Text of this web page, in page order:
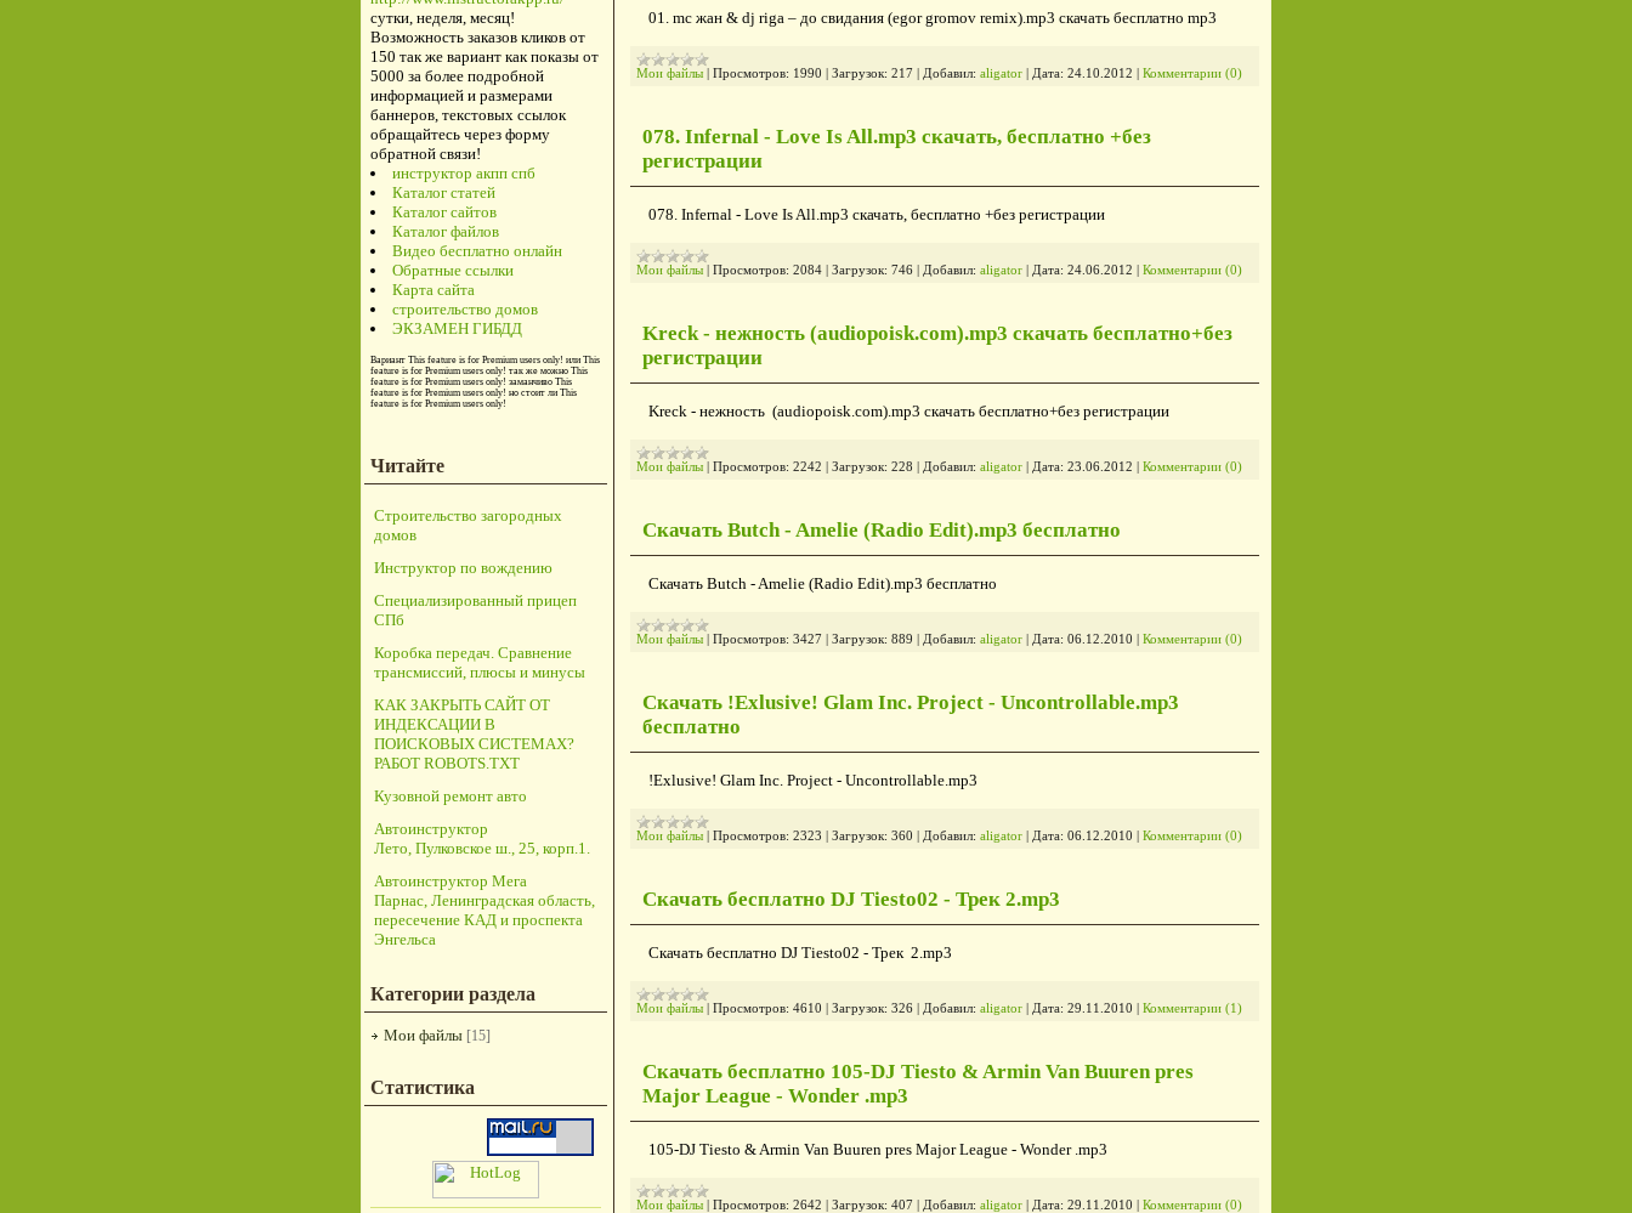
сутки, неделя, месяц!
Возможность заказов кликов от
150 так же вариант как показы от
5000 за более подробной
информацией и размерами
баннеров, текстовых ссылок
обращайтесь через форму
обратной связи!
инструктор акпп спб
Каталог статей
Каталог сайтов
Каталог файлов
Видео бесплатно онлайн
Обратные ссылки
Карта сайта
строительство домов
ЭКЗАМЕН ГИБДД
Вариант This feature is for Premium users only! или This
feature is for Premium users only! так же можно This
feature is for Premium users only! заманчиво This
feature is for Premium users only! но стоит ли This
feature is for Premium users only!
Читайте
Строительство загородных
домов
Инструктор по вождению
Специализированный прицеп
СПб
Коробка передач. Сравнение
трансмиссий, плюсы и минусы
КАК ЗАКРЫТЬ САЙТ ОТ
ИНДЕКСАЦИИ В
ПОИСКОВЫХ СИСТЕМАХ?
РАБОТ ROBOTS.TXT
Кузовной ремонт авто
Автоинструктор
Лето, Пулковское ш., 25, корп.1.
Автоинструктор Мега
Парнас, Ленинградская область,
пересечение КАД и проспекта
Энгельса
Категории раздела
Мои файлы [15]
Статистика
01. mc жан & dj riga – до свидания (egor gromov remix).mp3 скачать бесплатно mp3
Мои файлы| Просмотров: 1990 Загрузок: 217| Добавил: aligator| Дата: 24.10.2012 Комментарии (0)
078. Infernal - Love Is All.mp3 скачать, бесплатно +без
регистрации
078. Infernal - Love Is All.mp3 скачать, бесплатно +без регистрации
Мои файлы| Просмотров: 2084| Загрузок: 746| Добавил: aligator| Дата: 24.06.2012 Комментарии (0)
Kreck - нежность (audiopoisk.com).mp3 скачать бесплатно+без
регистрации
Kreck - нежность (audiopoisk.com).mp3 скачать бесплатно+без регистрации
Мои файлы| Просмотров: 2242 Загрузок: 228 Добавил: aligator| Дата: 23.06.2012 Комментарии (0)
Скачать Butch - Amelie (Radio Edit).mp3 бесплатно
Скачать Butch - Amelie (Radio Edit).mp3 бесплатно
Мои файлы| Просмотров: 3427| Загрузок: 889 Добавил: aligator| Дата: 06.12.2010 Комментарии (0)
Скачать !Exlusive! Glam Inc. Project - Uncontrollable.mp3
бесплатно
!Exlusive! Glam Inc. Project - Uncontrollable.mp3
Мои файлы| Просмотров: 2323 Загрузок: 360 Добавил: aligator| Дата: 06.12.2010 Комментарии (0)
Скачать бесплатно DJ Tiesto02 - Трек 2.mp3
Скачать бесплатно DJ Tiesto02 - Трек 2.mp3
Мои файлы| Просмотров: 4610 Загрузок: 326| Добавил: aligator| Дата: 29.11.2010 Комментарии (1)
Скачать бесплатно 105-DJ Tiesto & Armin Van Buuren pres
Major League - Wonder .mp3
105-DJ Tiesto & Armin Van Buuren pres Major League - Wonder .mp3
Мои файлы| Просмотров: 2642 Загрузок: 407| Добавил: aligator| Дата: 29.11.2010 Комментарии (0)